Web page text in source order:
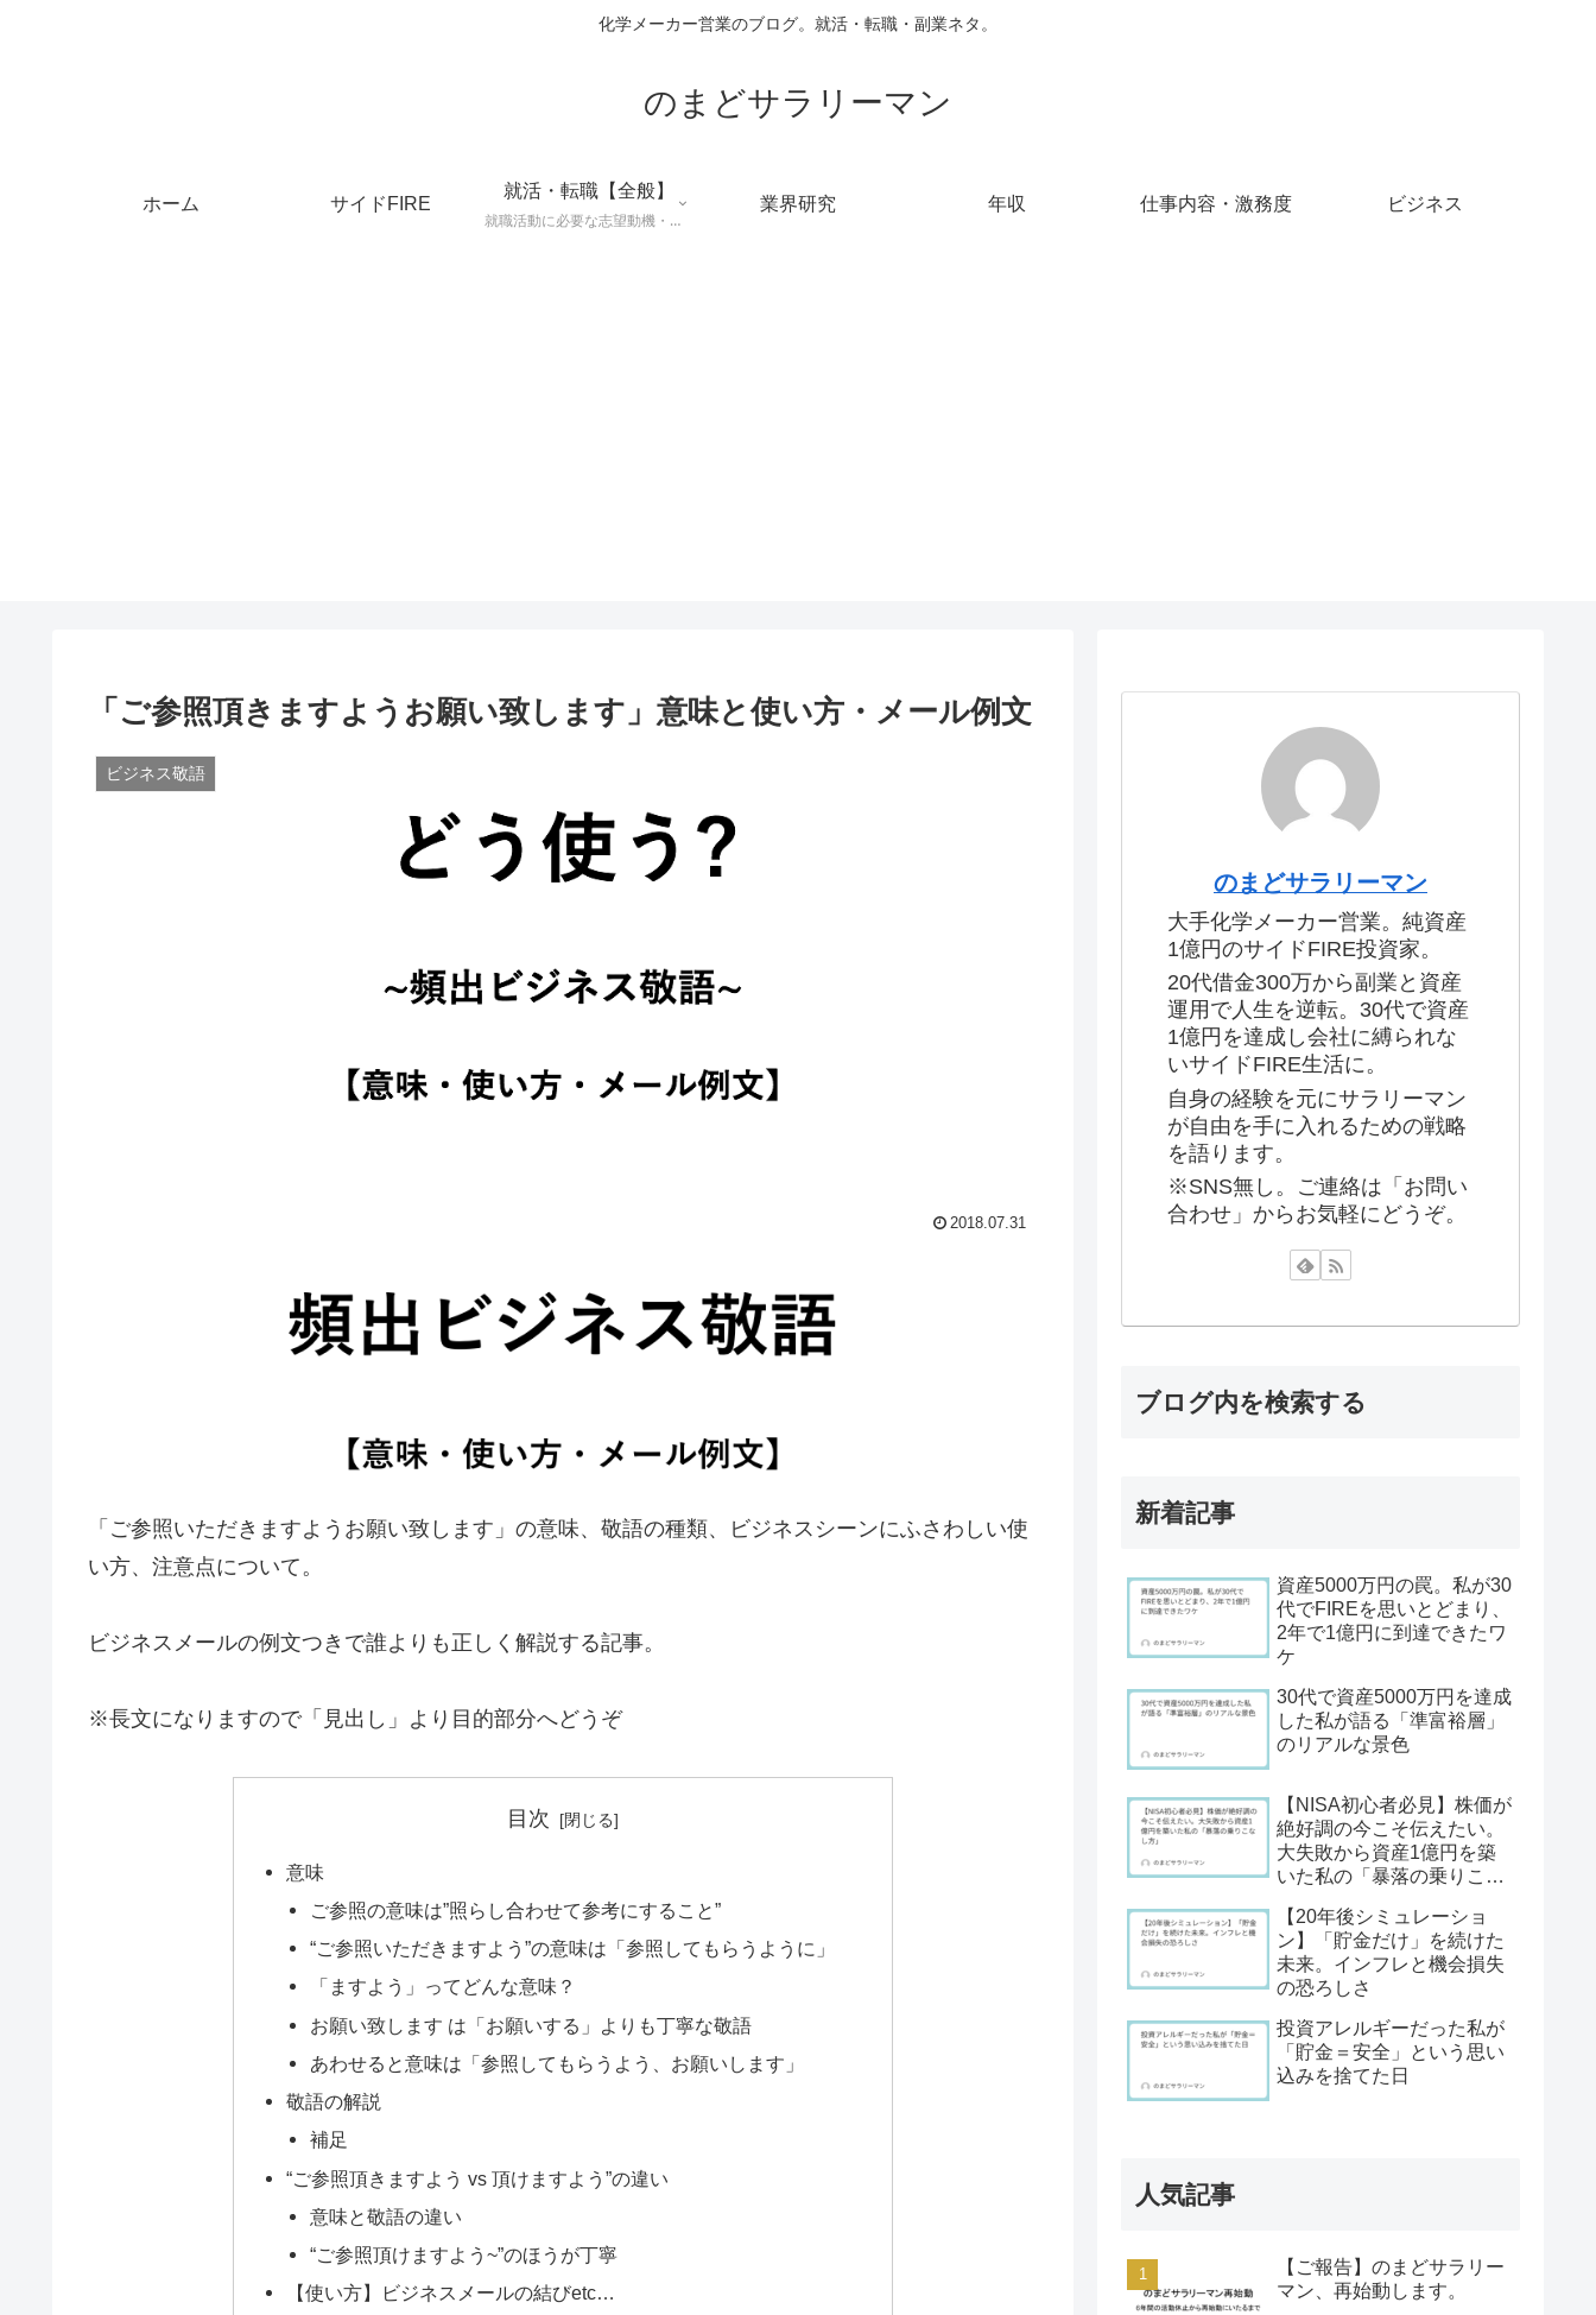
化学メーカー営業のブログ。就活・転職・副業ネタ。
のまどサラリーマン
ホーム サイドFIRE
就活・転職【全般】
就職活動に必要な志望動機・メールマナー・業界研究などに役立つ知識を公開するページ。
業界研究 年収 仕事内容・激務度 ビジネス
「ご参照頂きますようお願い致します」意味と使い方・メール例文
ビジネス敬語
2018.07.31
「ご参照いただきますようお願い致します」の意味、敬語の種類、ビジネスシーンにふさわしい使
い方、注意点について。
ビジネスメールの例文つきで誰よりも正しく解説する記事。
※長文になりますので「見出し」より目的部分へどうぞ
目次
意味
ご参照の意味は”照らし合わせて参考にすること”
“ご参照いただきますよう”の意味は「参照してもらうように」
「ますよう」ってどんな意味？
お願い致します は「お願いする」よりも丁寧な敬語
あわせると意味は「参照してもらうよう、お願いします」
敬語の解説
補足
“ご参照頂きますよう vs 頂けますよう”の違い
意味と敬語の違い
“ご参照頂けますよう~”のほうが丁寧
【使い方】ビジネスメールの結びetc…
のまどサラリーマン
大手化学メーカー営業。純資産
1億円のサイドFIRE投資家。
20代借金300万から副業と資産
運用で人生を逆転。30代で資産
1億円を達成し会社に縛られな
いサイドFIRE生活に。
自身の経験を元にサラリーマン
が自由を手に入れるための戦略
を語ります。
※SNS無し。ご連絡は「お問い
合わせ」からお気軽にどうぞ。
ブログ内を検索する
新着記事
資産5000万円の罠。私が30
代でFIREを思いとどまり、
2年で1億円に到達できたワ
ケ
30代で資産5000万円を達成
した私が語る「準富裕層」
のリアルな景色
【NISA初心者必見】株価が
絶好調の今こそ伝えたい。
大失敗から資産1億円を築
いた私の「暴落の乗りこな
【20年後シミュレーショ
ン】「貯金だけ」を続けた
未来。インフレと機会損失
の恐ろしさ
投資アレルギーだった私が
「貯金＝安全」という思い
込みを捨てた日
人気記事
【ご報告】のまどサラリー
マン、再始動します。